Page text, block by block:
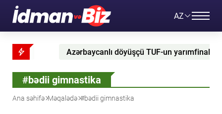
AZ
döyüşçü TUF-un yarımfinalına keçmiş UFC çempionu
#bədii gimnastika
Ana səhifə Məqalədə #bədii gimnastika